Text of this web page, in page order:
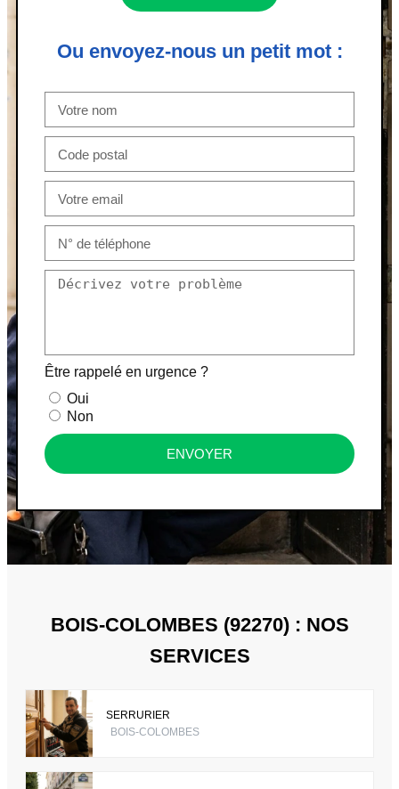
Ou envoyez-nous un petit mot :
Être rappelé en urgence ?
Oui
Non
ENVOYER
BOIS-COLOMBES (92270) : NOS
SERVICES
SERRURIER
BOIS-COLOMBES